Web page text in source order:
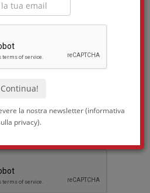
la nostra newsletter (informativa
privacy).
la nostra newsletter